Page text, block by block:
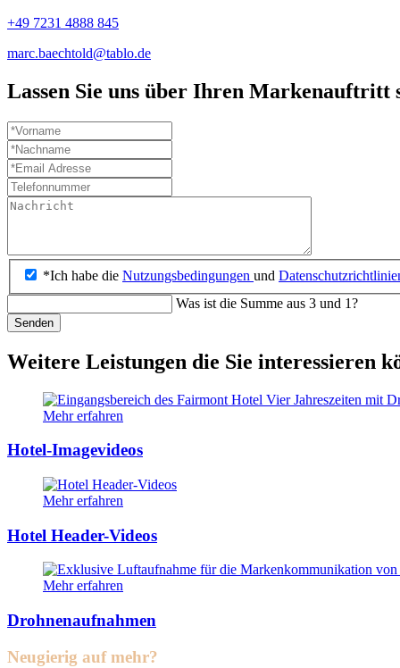
+49 7231 4888 845
marc.baechtold@tablo.de
Lassen Sie uns über Ihren Markenauftritt
*Ich habe die Nutzungsbedingungen und
Was ist die Summe aus 3 und 1?
Senden
Weitere Leistungen die Sie interessieren
Mehr erfahren
Hotel-Imagevideos
Mehr erfahren
Hotel Header-Videos
Mehr erfahren
Drohnenaufnahmen
Neugierig auf mehr?